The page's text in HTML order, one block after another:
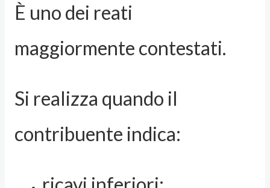
È uno dei reati
maggiormente contestati.
Si realizza quando il
contribuente indica: